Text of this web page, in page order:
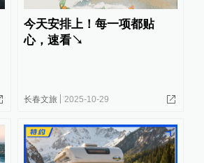
今天安排上！每一项都贴
心，速看↘
长春文旅 2025-10-29